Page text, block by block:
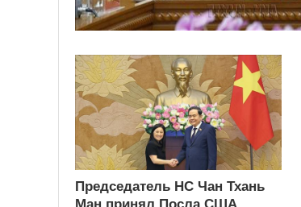
Председатель НС Чан Тхань